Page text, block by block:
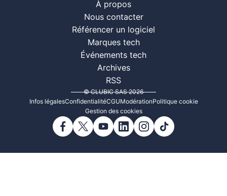
À propos
Nous contacter
Référencer un logiciel
Marques tech
Événements tech
Archives
RSS
© CLUBIC SAS 2026
Infos légalesConfidentialitéCGUModérationPolitique cookie
Gestion des cookies